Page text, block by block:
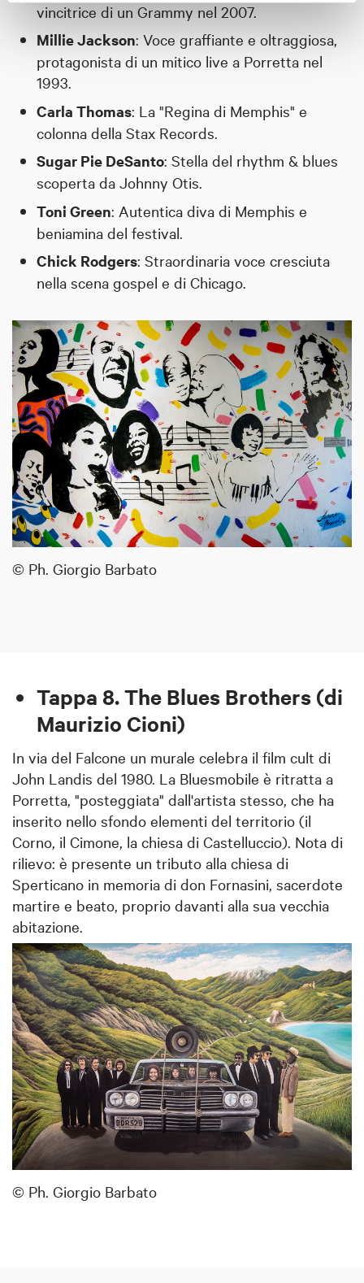
vincitrice di un Grammy nel 2007.
Millie Jackson: Voce graffiante e oltraggiosa,
protagonista di un mitico live a Porretta nel
1993.
Carla Thomas: La "Regina di Memphis" e
colonna della Stax Records.
Sugar Pie DeSanto: Stella del rhythm & blues
scoperta da Johnny Otis.
Toni Green: Autentica diva di Memphis e
beniamina del festival.
Chick Rodgers: Straordinaria voce cresciuta
nella scena gospel e di Chicago.
© Ph. Giorgio Barbato
Tappa 8. The Blues Brothers (di
Maurizio Cioni)
In via del Falcone un murale celebra il film cult di
John Landis del 1980. La Bluesmobile è ritratta a
Porretta, "posteggiata" dall'artista stesso, che ha
inserito nello sfondo elementi del territorio (il
Corno, il Cimone, la chiesa di Castelluccio). Nota di
rilievo: è presente un tributo alla chiesa di
Sperticano in memoria di don Fornasini, sacerdote
martire e beato, proprio davanti alla sua vecchia
abitazione.
© Ph. Giorgio Barbato